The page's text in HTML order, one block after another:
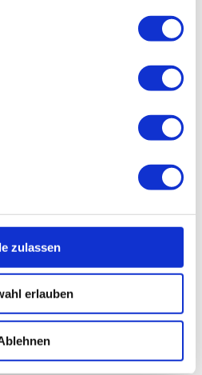
zulassen
erlauben
zwischen den Fahrschläuchen)
20Kg (ohne Sitze und ohne
300: 14Kg (ohne Sitz und ohne Paddel)
24 Kg (395)
bis +60°C
und können plus/minus 2-8%
Knickstellen, Bearbeitungsspuren,
in der horizontalen und vertikalen
fertigungstechnisch bedingt.